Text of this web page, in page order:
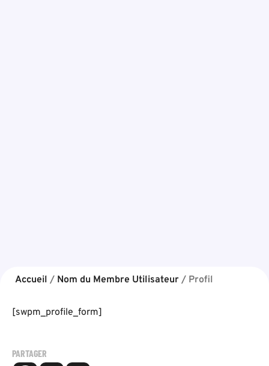
Accueil / Nom du Membre Utilisateur / Profil
[swpm_profile_form]
PARTAGER